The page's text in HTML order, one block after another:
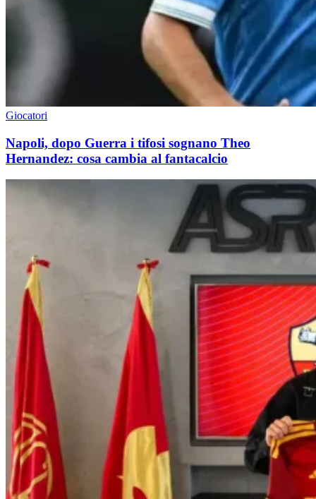
Giocatori
Napoli, dopo Guerra i tifosi sognano Theo
Hernandez: cosa cambia al fantacalcio